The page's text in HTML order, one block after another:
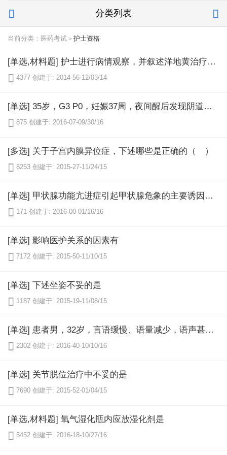
 分类列表 
当前分类：医药考试＞ 护士资格
[单选,材料题] 护士进行病情观察，并叙述洋地黄治疗有效指标，哪项不妥（ ）
 4377 创建于: 2014-56-12/03/14
[单选] 35岁，G3 P0，妊娠37周，夜间醒后发现阴道流血，量多，无腹痛，妊娠20周后反复出血4次，曾予保胎治疗，子宫软，压痛(一)，无宫缩，胎位LSA，臀部位于耻骨联合上方，高浮，胎心音140次/分，耻骨联合上闻及胎盘杂音，最可能的诊断是（ ）
 875 创建于: 2016-07-09/30/16
[多选] 关于子宫内膜异位症，下述哪些是正确的（ ）
 8253 创建于: 2015-27-11/24/15
[单选] 甲状腺功能亢进症引起甲状腺危象的主要诱因不包括
 171 创建于: 2016-00-01/16/16
[单选] 影响医护关系的因素有
 7172 创建于: 2015-50-11/10/15
[单选] 下述坐姿不妥的是
 1187 创建于: 2015-19-11/08/15
[单选] 患者男，32岁，言语缓慢、语量减少，语声甚低，反应迟缓，但思维内容并不荒谬，能够正确反映现实。患者自觉“脑子不灵了”、“脑子迟钝了”、“度日如年”。诊断为抑郁症，其核心症状是
 2302 创建于: 2016-40-10/10/16
[单选] 关节脱位治疗中不妥的是
 7690 创建于: 2015-52-01/04/15
[单选,材料题] 氧气湿化瓶内应放湿化剂是
 5452 创建于: 2016-18-10/27/16